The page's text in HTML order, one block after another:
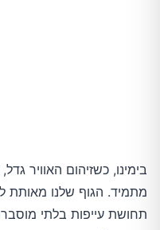
בימינו, כשזיהום האוויר
מתמיד. הגוף שלנו מאותת
תחושת עייפות בלתי